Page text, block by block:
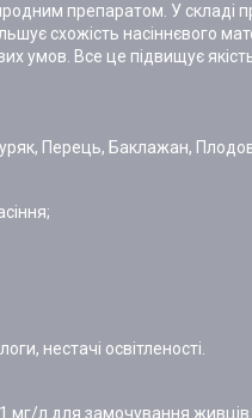
препаратом. У складі
схожість насіннєвого
Все це підвищує якість і
Перець, Баклажан,
нестачі освітленості.
мг/л для замочування